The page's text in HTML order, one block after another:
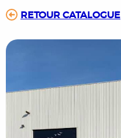
RETOUR CATALOGUE